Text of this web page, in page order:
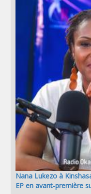
Nana Lukezo à
EP en avant-première